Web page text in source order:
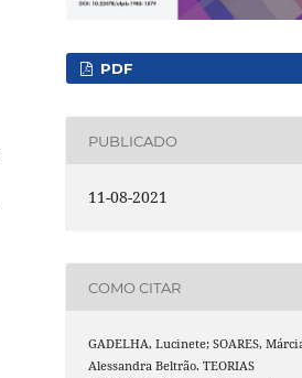
PDF
PUBLICADO
11-08-2021
COMO CITAR
GADELHA, Lucinete; SOARES,
Alessandra Beltrão. TEORIAS